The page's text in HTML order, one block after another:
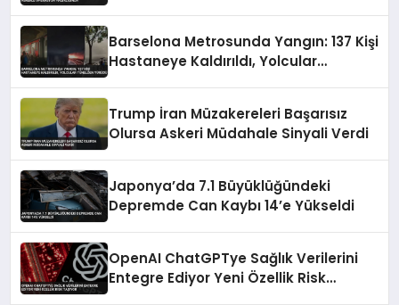
Barselona Metrosunda Yangın: 137 Kişi
Hastaneye Kaldırıldı, Yolcular
Trump İran Müzakereleri Başarısız
Olursa Askeri Müdahale Sinyali Verdi
Japonya’da 7.1 Büyüklüğündeki
Depremde Can Kaybı 14’e Yükseldi
OpenAI ChatGPTye Sağlık Verilerini
Entegre Ediyor Yeni Özellik Risk